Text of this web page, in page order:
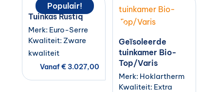
Populair!
Tuinkas Rustiq
Merk: Euro-Serre
Kwaliteit: Zware
kwaliteit
Vanaf€3.027,00
Geïsoleerde
tuinkamer Bio-
Top/Varis
Merk: Hoklartherm
Kwaliteit: Extra